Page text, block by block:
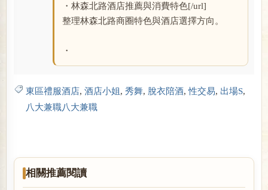
・林森北路酒店推薦與消費特色[/url]
整理林森北路商圈特色與酒店選擇方向。
・
東區禮服酒店, 酒店小姐, 秀舞, 脫衣陪酒,性交易, 出場S,
八大兼職八大兼職
相關推薦閱讀